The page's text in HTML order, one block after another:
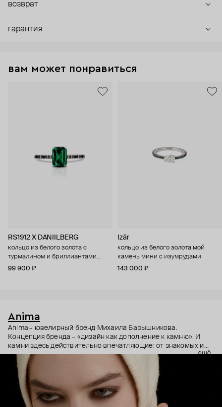
возврат
гарантия
вам может понравиться
RS1912 X DANIILBERG
кольцо из белого золота с
турмалином и бриллиантами
nightshade
99 900 ₽
Izār
кольцо из белого золота мой
камень мини с изумрудами
143 000 ₽
Anima
Anima – ювелирный бренд Михаила Барышникова.
Концепция бренда – «дизайн как дополнение к камню». И
камни здесь действительно впечатляющие: от знакомых и
привычных до редких, таких, которые можно увидеть только
в геологических музеях, отыскать – отправившись в
специальную экспедицию. Особенно магически выглядят
украшения Anima с прозрачными камнями – будто вспышки
света левитируют на руках или у ключиц.
ещё